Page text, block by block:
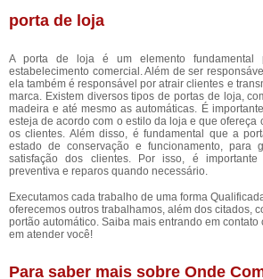
porta de loja
A porta de loja é um elemento
estabelecimento comercial. Além de ser
ela também é responsável por atrair clientes e
marca. Existem diversos tipos de portas de loja,
madeira e até mesmo as automáticas. É
esteja de acordo com o estilo da loja e que ofereça
os clientes. Além disso, é fundamental que a
estado de conservação e funcionamento, para
satisfação dos clientes. Por isso, é importante
preventiva e reparos quando necessário.
Executamos cada trabalho de uma forma
oferecemos outros trabalhamos, além dos citados,
portão automático. Saiba mais entrando em contato
em atender você!
Para saber mais sobre Onde